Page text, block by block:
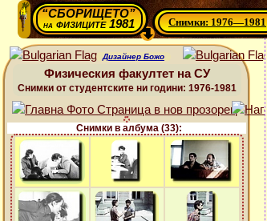
“СБОРИЩЕТО”
нафизиците 1981 Снимки: 1976—1981
Дизайнер Божо
Физическия факултет на СУ
Снимки от студентските ни години: 1976-1981
Снимки в албума (33):